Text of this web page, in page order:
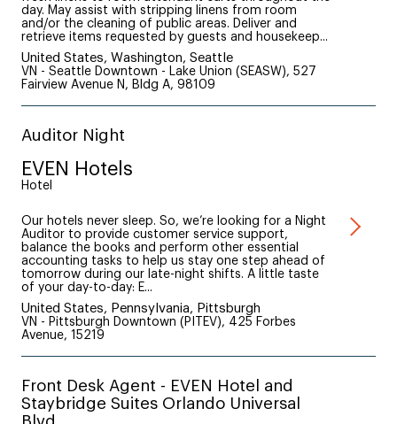
day. May assist with stripping linens from room
and/or the cleaning of public areas. Deliver and
retrieve items requested by guests and housekeep...
United States, Washington, Seattle
VN - Seattle Downtown - Lake Union (SEASW), 527
Fairview Avenue N, Bldg A, 98109
Auditor Night
EVEN Hotels
Hotel
Our hotels never sleep. So, we’re looking for a Night
Auditor to provide customer service support,
balance the books and perform other essential
accounting tasks to help us stay one step ahead of
tomorrow during our late-night shifts. A little taste
of your day-to-day: E...
United States, Pennsylvania, Pittsburgh
VN - Pittsburgh Downtown (PITEV), 425 Forbes
Avenue, 15219
Front Desk Agent - EVEN Hotel and
Staybridge Suites Orlando Universal